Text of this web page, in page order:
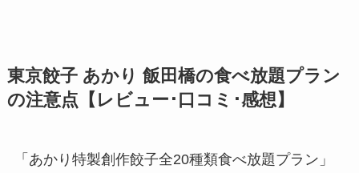
東京餃子 あかり 飯田橋の食べ放題プラン
の注意点【レビュー･口コミ･感想】
「あかり特製創作餃子全20種類食べ放題プラン」